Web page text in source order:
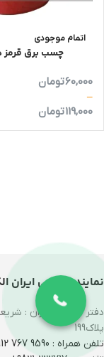
اتمام موجودی
چسب برق قرمز
60,000تومان
–
119,000تومان
نماینده رسمی ایران
دفتر فروش تهران :
پلاک199
تلفن همراه : 9590 767 0912